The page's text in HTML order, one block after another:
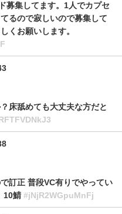
募集してます。1人でカプセ
るので寂しいので募集して
くお願いします。
床舐めても大丈夫な方だと
訂正 普段VC有りでやってい
10鯖 #jNjR2WGpuMnFj